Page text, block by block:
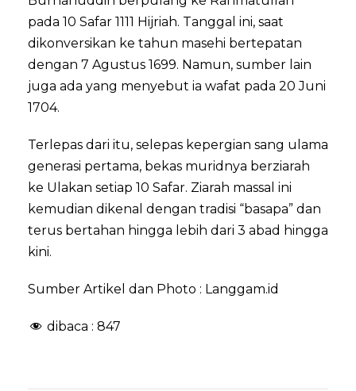
pada 10 Safar 1111 Hijriah. Tanggal ini, saat
dikonversikan ke tahun masehi bertepatan
dengan 7 Agustus 1699. Namun, sumber lain
juga ada yang menyebut ia wafat pada 20 Juni
1704.
Terlepas dari itu, selepas kepergian sang ulama
generasi pertama, bekas muridnya berziarah
ke Ulakan setiap 10 Safar. Ziarah massal ini
kemudian dikenal dengan tradisi “basapa” dan
terus bertahan hingga lebih dari 3 abad hingga
kini.
Sumber Artikel dan Photo : Langgam.id
dibaca : 847